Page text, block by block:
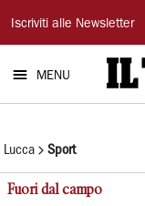
Il
Tirreno
Iscriviti alle Newsletter
MENU
Lucca Sport
Fuori dal campo